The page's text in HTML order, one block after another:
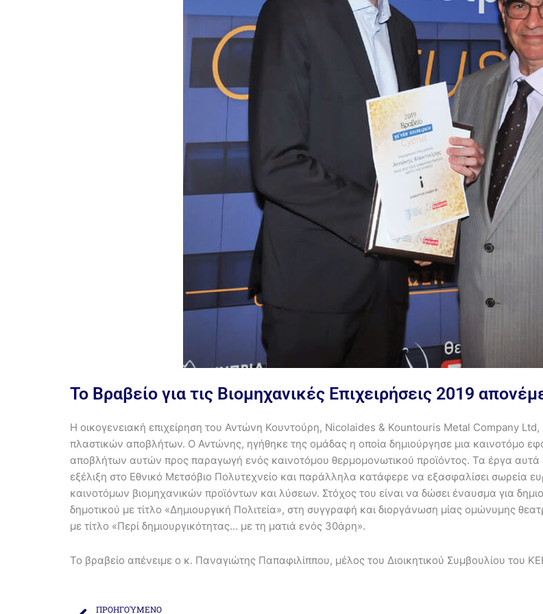
Το Βραβείο για τις Βιομηχανικές Επιχειρήσεις 2019
Η οικογενειακή επιχείρηση του Αντώνη Κουντούρη, Nicolaides & Kountouris Metal Company Ltd,
πλαστικών αποβλήτων. Ο Αντώνης, ηγήθηκε της ομάδας η οποία δημιούργησε μια καινοτόμο
αποβλήτων αυτών προς παραγωγή ενός καινοτόμου θερμομονωτικού προϊόντος. Τα έργα αυτά
εξέλιξη στο Εθνικό Μετσόβιο Πολυτεχνείο και παράλληλα κατάφερε να εξασφαλίσει σωρεία
καινοτόμων βιομηχανικών προϊόντων και λύσεων. Στόχος του είναι να δώσει έναυσμα για
δημοτικού με τίτλο «Δημιουργική Πολιτεία», στη συγγραφή και διοργάνωση μίας ομώνυμης
με τίτλο «Περί δημιουργικότητας… με τη ματιά ενός 30άρη».
Το βραβείο απένειμε ο κ. Παναγιώτης Παπαφιλίππου, μέλος του Διοικητικού Συμβουλίου του
PrevΠΡΟΗΓΟΎΜΕΝΟ